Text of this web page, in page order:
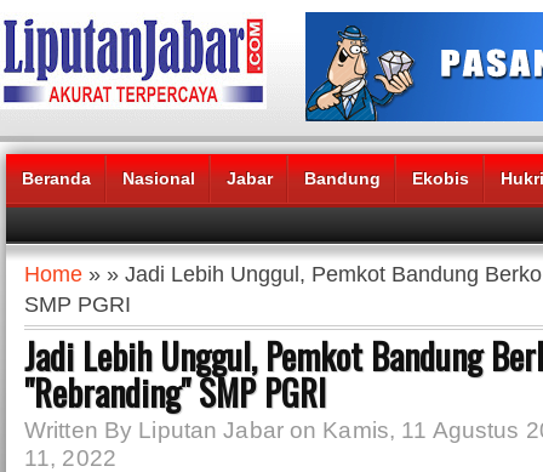
Beranda Nasional Jabar Bandung Ekobis
Headlines News :
Home » » Jadi Lebih Unggul, Pemkot Bandung
SMP PGRI
Jadi Lebih Unggul, Pemkot Bandung
"Rebranding" SMP PGRI
Written By Liputan Jabar on Kamis, 11 Agustus
11, 2022